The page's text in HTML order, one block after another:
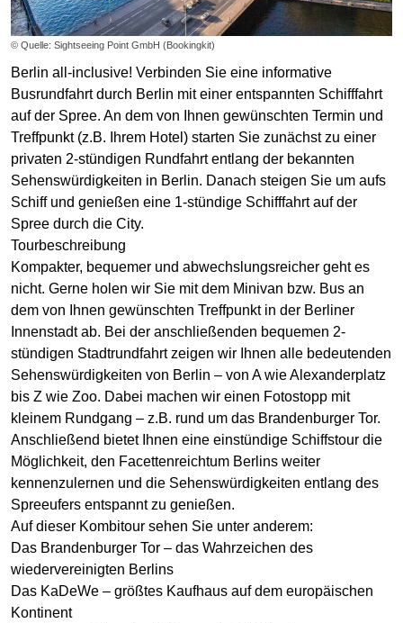
© Quelle: Sightseeing Point GmbH (Bookingkit)
Berlin all-inclusive! Verbinden Sie eine informative
Busrundfahrt durch Berlin mit einer entspannten Schifffahrt
auf der Spree. An dem von Ihnen gewünschten Termin und
Treffpunkt (z.B. Ihrem Hotel) starten Sie zunächst zu einer
privaten 2-stündigen Rundfahrt entlang der bekannten
Sehenswürdigkeiten in Berlin. Danach steigen Sie um aufs
Schiff und genießen eine 1-stündige Schifffahrt auf der
Spree durch die City.
Tourbeschreibung
Kompakter, bequemer und abwechslungsreicher geht es
nicht. Gerne holen wir Sie mit dem Minivan bzw. Bus an
dem von Ihnen gewünschten Treffpunkt in der Berliner
Innenstadt ab. Bei der anschließenden bequemen 2-
stündigen Stadtrundfahrt zeigen wir Ihnen alle bedeutenden
Sehenswürdigkeiten von Berlin – von A wie Alexanderplatz
bis Z wie Zoo. Dabei machen wir einen Fotostopp mit
kleinem Rundgang – z.B. rund um das Brandenburger Tor.
Anschließend bietet Ihnen eine einstündige Schiffstour die
Möglichkeit, den Facettenreichtum Berlins weiter
kennenzulernen und die Sehenswürdigkeiten entlang des
Spreeufers entspannt zu genießen.
Auf dieser Kombitour sehen Sie unter anderem:
Das Brandenburger Tor – das Wahrzeichen des
wiedervereinigten Berlins
Das KaDeWe – größtes Kaufhaus auf dem europäischen
Kontinent